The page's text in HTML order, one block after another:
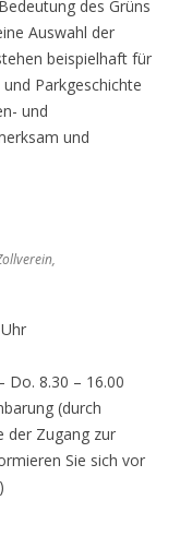
des Grüns
Auswahl der
beispielhaft für
Parkgeschichte
und
und
Do. 8.30 – 16.00
(durch
der Zugang zur
Sie sich vor